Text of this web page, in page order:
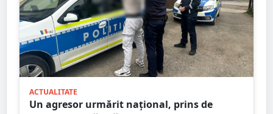
ACTUALITATE
Un agresor urmărit național, prins de